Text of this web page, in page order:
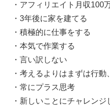
・アフィリエイト月収100
・3年後に家を建てる
・積極的に仕事をする
・本気で作業する
・言い訳しない
・考えるよりはまずは行
・常にプラス思考
・新しいことにチャレンジ